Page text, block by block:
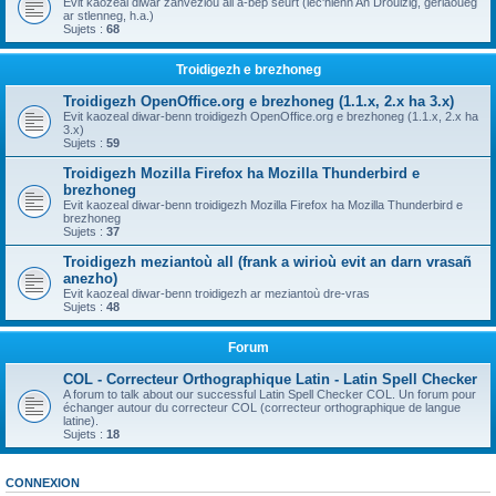
ar stlenneg, h.a.)
Sujets : 68
Troidigezh e brezhoneg
Troidigezh OpenOffice.org e brezhoneg (1.1.x, 2.x ha 3.x)
Evit kaozeal diwar-benn troidigezh OpenOffice.org e brezhoneg (1.1.x, 2.x ha
3.x)
Sujets : 59
Troidigezh Mozilla Firefox ha Mozilla Thunderbird e
brezhoneg
Evit kaozeal diwar-benn troidigezh Mozilla Firefox ha Mozilla Thunderbird e
brezhoneg
Sujets : 37
Troidigezh meziantoù all (frank a wirioù evit an darn vrasañ
anezho)
Evit kaozeal diwar-benn troidigezh ar meziantoù dre-vras
Sujets : 48
Forum
COL - Correcteur Orthographique Latin - Latin Spell Checker
A forum to talk about our successful Latin Spell Checker COL. Un forum pour
échanger autour du correcteur COL (correcteur orthographique de langue
latine).
Sujets : 18
CONNEXION